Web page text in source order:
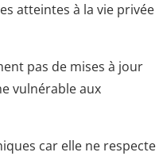
atteintes à la vie privée
pas de mises à jour
vulnérable aux
car elle ne respecte